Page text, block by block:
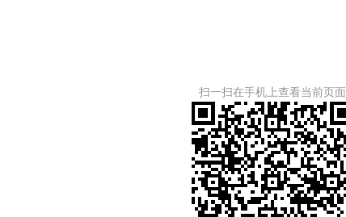
扫一扫在手机上查看当前页面